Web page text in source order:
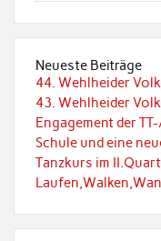
Neueste Beiträge
44. Wehlheider
43. Wehlheider
Engagement der
Schule und eine
Tanzkurs im